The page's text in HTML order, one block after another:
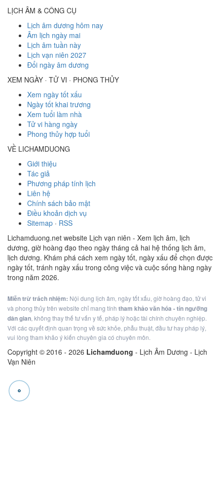
LỊCH ÂM & CÔNG CỤ
Lịch âm dương hôm nay
Âm lịch ngày mai
Lịch âm tuần này
Lịch vạn niên 2027
Đổi ngày âm dương
XEM NGÀY · TỬ VI · PHONG THỦY
Xem ngày tốt xấu
Ngày tốt khai trương
Xem tuổi làm nhà
Tử vi hàng ngày
Phong thủy hợp tuổi
VỀ LICHAMDUONG
Giới thiệu
Tác giả
Phương pháp tính lịch
Liên hệ
Chính sách bảo mật
Điều khoản dịch vụ
Sitemap · RSS
Lichamduong.net website Lịch vạn niên - Xem lịch âm, lịch
dương, giờ hoàng đạo theo ngày tháng cả hai hệ thống lịch âm,
lịch dương. Khám phá cách xem ngày tốt, ngày xấu để chọn được
ngày tốt, tránh ngày xấu trong công việc và cuộc sống hàng ngày
trong năm 2026.
Miễn trừ trách nhiệm: Nội dung lịch âm, ngày tốt xấu, giờ hoàng đạo, tử vi
và phong thủy trên website chỉ mang tính tham khảo văn hóa - tín ngưỡng
dân gian, không thay thế tư vấn y tế, pháp lý hoặc tài chính chuyên nghiệp.
Với các quyết định quan trọng về sức khỏe, phẫu thuật, đầu tư hay pháp lý,
vui lòng tham khảo ý kiến chuyên gia có chuyên môn.
Copyright © 2016 - 2026 Lichamduong - Lịch Âm Dương - Lịch
Vạn Niên